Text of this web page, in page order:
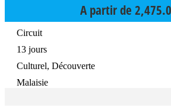
A partir de
Circuit
13 jours
Culturel, Découverte
Malaisie